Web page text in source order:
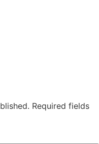
Required fields